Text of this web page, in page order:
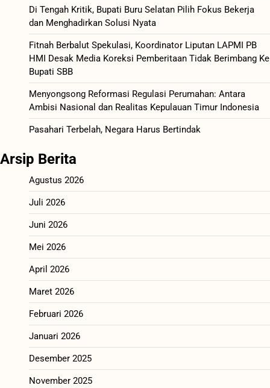
Di Tengah Kritik, Bupati Buru Selatan Pilih Fokus Bekerja
dan Menghadirkan Solusi Nyata
Fitnah Berbalut Spekulasi, Koordinator Liputan LAPMI PB
HMI Desak Media Koreksi Pemberitaan Tidak Berimbang Ke
Bupati SBB
Menyongsong Reformasi Regulasi Perumahan: Antara
Ambisi Nasional dan Realitas Kepulauan Timur Indonesia
Pasahari Terbelah, Negara Harus Bertindak
Arsip Berita
Agustus 2026
Juli 2026
Juni 2026
Mei 2026
April 2026
Maret 2026
Februari 2026
Januari 2026
Desember 2025
November 2025